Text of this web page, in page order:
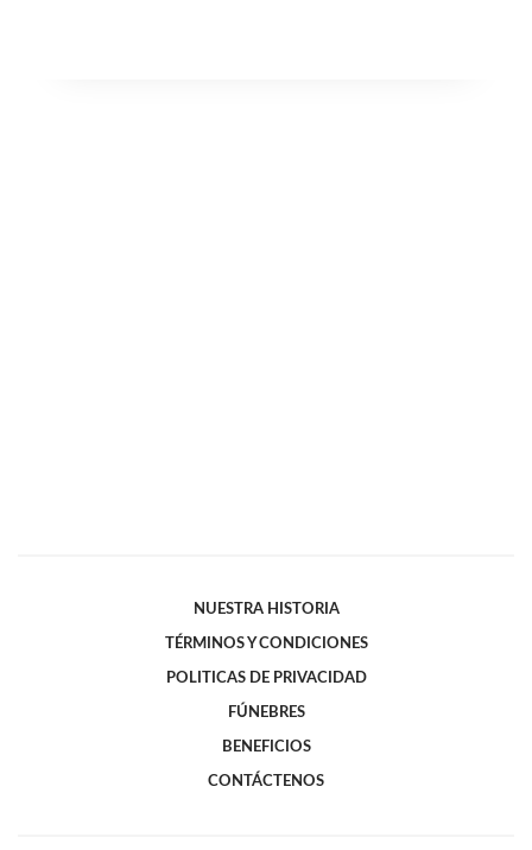
NUESTRA HISTORIA
TÉRMINOS Y CONDICIONES
POLITICAS DE PRIVACIDAD
FÚNEBRES
BENEFICIOS
CONTÁCTENOS